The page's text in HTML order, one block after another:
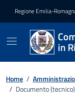
Regione Emilia-
in
Home /
/ Documento